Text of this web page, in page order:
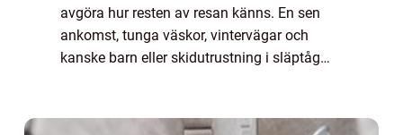
avgöra hur resten av resan känns. En sen
ankomst, tunga väskor, vintervägar och
kanske barn eller skidutrustning i släptåg